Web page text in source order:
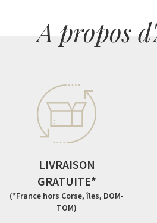
A propos
LIVRAISON
GRATUITE*
(*France hors Corse, îles, DOM-
TOM)